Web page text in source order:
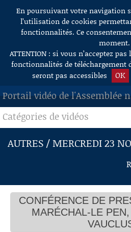
Aller au contenu
En poursuivant votre navigation
l’utilisation de cookies
fonctionnalités. Ce
moment.
ATTENTION : si vous n’acceptez
fonctionnalités de téléchargement
seront pas accessibles
OK
Portail vidéo de l'Assemblée
ACCUEIL
EN DIRECT
RECHERCHE
AIDE À LA DÉCOUPE
DE VIDÉOS
Catégories de vidéos
Séance
Questions au
AUTRES / MERCREDI 23
CONFÉRENCE DE
MARÉCHAL-LE